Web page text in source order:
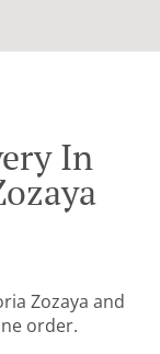
In
Zozaya and
order.